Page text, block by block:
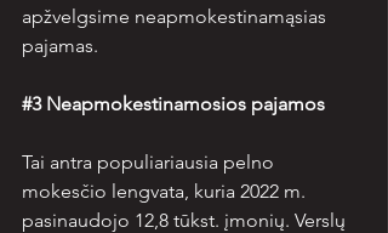
apžvelgsime neapmokestinamąsias
pajamas.
#3 Neapmokestinamosios pajamos
Tai antra populiariausia pelno
mokesčio lengvata, kuria 2022 m.
pasinaudojo 12,8 tūkst. įmonių. Verslų